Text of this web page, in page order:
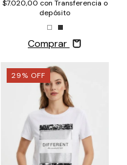
$7.020,00 con Transferencia o
depósito
Comprar
29% OFF